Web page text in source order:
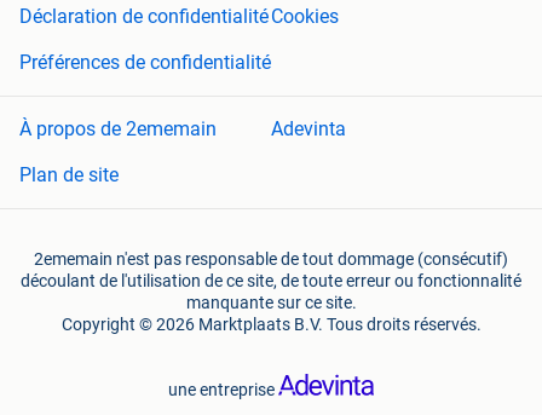
Déclaration de confidentialitéCookies
Préférences de confidentialité
À propos de 2ememain
Adevinta
Plan de site
2ememain n'est pas responsable de tout dommage (consécutif)
découlant de l'utilisation de ce site, de toute erreur ou fonctionnalité
manquante sur ce site.
Copyright © 2026 Marktplaats B.V. Tous droits réservés.
une entreprise